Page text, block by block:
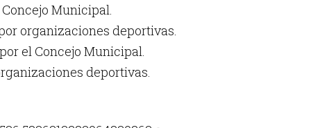
Municipal.
organizaciones deportivas.
el Concejo Municipal.
deportivas.